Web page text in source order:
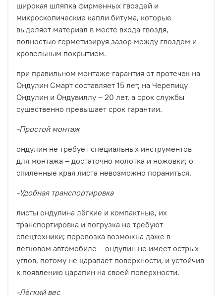
широкая шляпка фирменных гвоздей и
микроскопические капли битума, которые
выделяет материал в месте входа гвоздя,
полностью герметизируя зазор между гвоздем и
кровельным покрытием.
при правильном монтаже гарантия от протечек на
Ондулин Смарт составляет 15 лет, на Черепицу
Ондулин и Oндувиллу – 20 лет, а срок службы
существенно превышает срок гарантии.
-Простой монтаж
ондулин не требует специальных инструментов
для монтажа – достаточно молотка и ножовки; о
спиленные края листа невозможно пораниться.
-Удобная транспортировка
листы ондулина лёгкие и компактные, их
транспортировка и погрузка не требуют
спецтехники; перевозка возможна даже в
легковом автомобиле – ондулин не имеет острых
углов, потому не царапает поверхности, и устойчив
к появлению царапин на своей поверхности.
-Лёгкий вес